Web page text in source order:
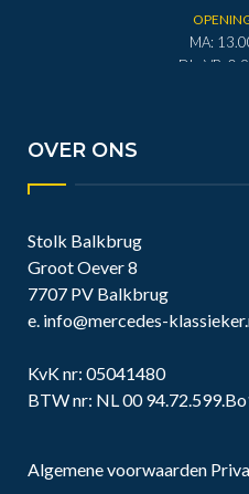
MA:
DI - VR:
OVER ONS
Stolk Balkbrug
Groot Oever 8
7707 PV Balkbrug
e. info@mercedes-
KvK nr: 05041480
BTW nr: NL 00
Algemene voorwaarden